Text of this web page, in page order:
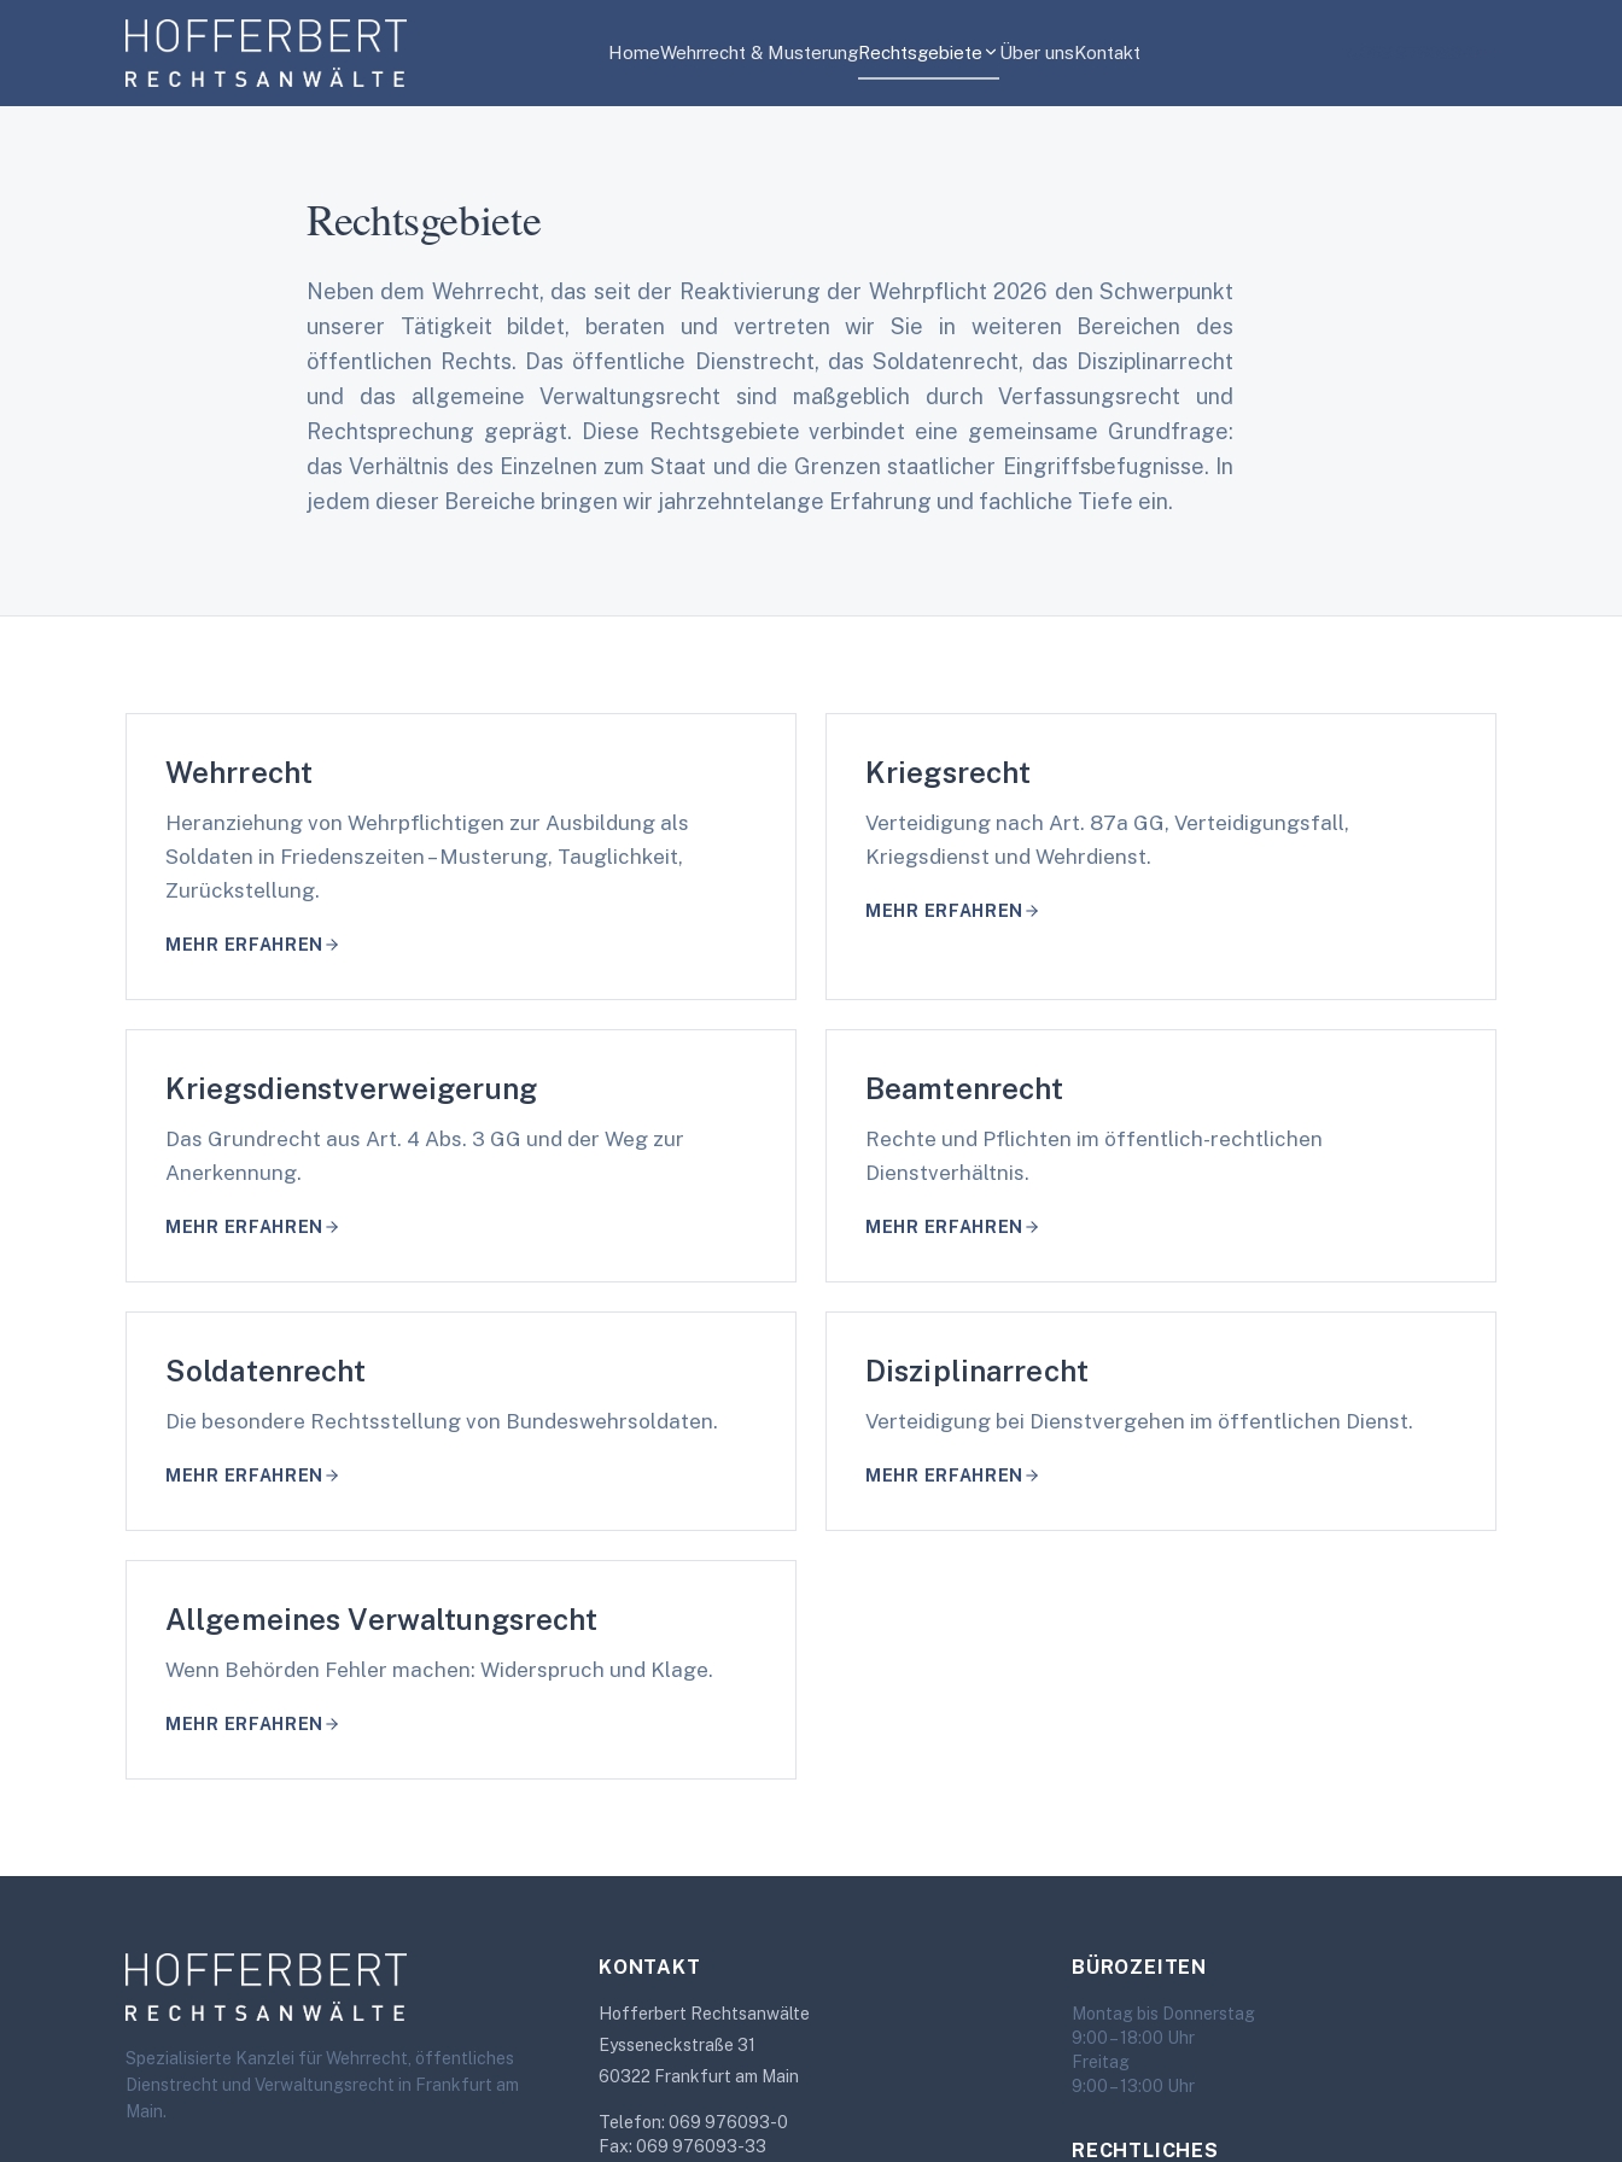
HomeWehrrecht & MusterungRechtsgebiete Über unsKontakt
Rechtsgebiete
Neben dem Wehrrecht, das seit der Reaktivierung der Wehrpflicht 2026 den Schwerpunkt
unserer Tätigkeit bildet, beraten und vertreten wir Sie in weiteren Bereichen des
öffentlichen Rechts. Das öffentliche Dienstrecht, das Soldatenrecht, das Disziplinarrecht
und das allgemeine Verwaltungsrecht sind maßgeblich durch Verfassungsrecht und
Rechtsprechung geprägt. Diese Rechtsgebiete verbindet eine gemeinsame Grundfrage:
das Verhältnis des Einzelnen zum Staat und die Grenzen staatlicher Eingriffsbefugnisse. In
jedem dieser Bereiche bringen wir jahrzehntelange Erfahrung und fachliche Tiefe ein.
Wehrrecht
Heranziehung von Wehrpflichtigen zur Ausbildung als
Soldaten in Friedenszeiten – Musterung, Tauglichkeit,
Zurückstellung.
MEHR ERFAHREN
Kriegsrecht
Verteidigung nach Art. 87a GG, Verteidigungsfall,
Kriegsdienst und Wehrdienst.
MEHR ERFAHREN
Kriegsdienstverweigerung
Das Grundrecht aus Art. 4 Abs. 3 GG und der Weg zur
Anerkennung.
MEHR ERFAHREN
Beamtenrecht
Rechte und Pflichten im öffentlich-rechtlichen
Dienstverhältnis.
MEHR ERFAHREN
Soldatenrecht
Die besondere Rechtsstellung von Bundeswehrsoldaten.
MEHR ERFAHREN
Disziplinarrecht
Verteidigung bei Dienstvergehen im öffentlichen Dienst.
MEHR ERFAHREN
Allgemeines Verwaltungsrecht
Wenn Behörden Fehler machen: Widerspruch und Klage.
MEHR ERFAHREN
Spezialisierte Kanzlei für Wehrrecht, öffentliches
Dienstrecht und Verwaltungsrecht in Frankfurt am
Main.
KONTAKT
Hofferbert Rechtsanwälte
Eysseneckstraße 31
60322 Frankfurt am Main
Telefon: 069 976093-0
Fax: 069 976093-33
BÜROZEITEN
Montag bis Donnerstag
9:00 – 18:00 Uhr
Freitag
9:00 – 13:00 Uhr
RECHTLICHES